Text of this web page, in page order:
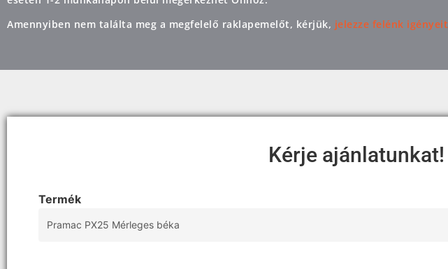
Amennyiben nem találta meg a megfelelő raklapemelőt, kérjük, jelezze felénk igényeit
Kérje ajánlatunkat!
Termék